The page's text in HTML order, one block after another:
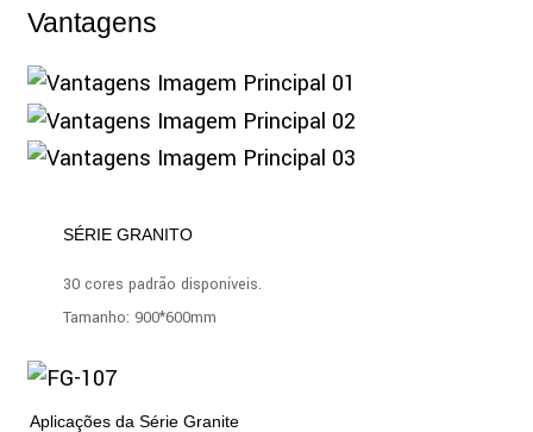
Vantagens
SÉRIE GRANITO
30 cores padrão disponíveis.
Tamanho: 900*600mm
Aplicações da Série Granite